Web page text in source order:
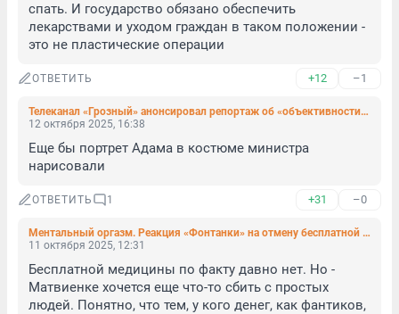
спать. И государство обязано обеспечить
лекарствами и уходом граждан в таком положении -
это не пластические операции
ОТВЕТИТЬ +12 –1
Телеканал «Грозный» анонсировал репортаж об «объективности голосования» ЦБ России
12 октября 2025, 16:38
Еще бы портрет Адама в костюме министра
нарисовали
ОТВЕТИТЬ 1 +31 –0
Ментальный оргазм. Реакция «Фонтанки» на отмену бесплатной медицины и подорожание парковки
11 октября 2025, 12:31
Бесплатной медицины по факту давно нет. Но -
Матвиенке хочется еще что-то сбить с простых
людей. Понятно, что тем, у кого денег, как фантиков,